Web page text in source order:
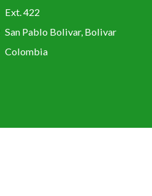
Ext. 422
San Pablo Bolivar, Bolivar
Colombia